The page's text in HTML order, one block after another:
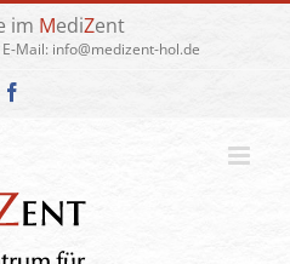
im MediZent
Mail: info@medizent-hol.de